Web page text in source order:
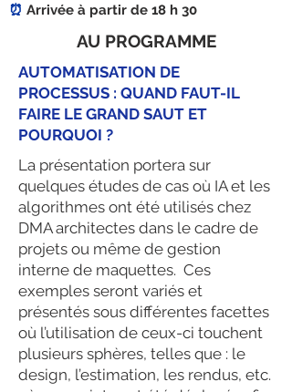
⏰ Arrivée à partir de 18 h 30
AU PROGRAMME
AUTOMATISATION DE
PROCESSUS : QUAND FAUT-IL
FAIRE LE GRAND SAUT ET
POURQUOI ?
La présentation portera sur
quelques études de cas où IA et les
algorithmes ont été utilisés chez
DMA architectes dans le cadre de
projets ou même de gestion
interne de maquettes. Ces
exemples seront variés et
présentés sous différentes facettes
où l’utilisation de ceux-ci touchent
plusieurs sphères, telles que : le
design, l’estimation, les rendus, etc.